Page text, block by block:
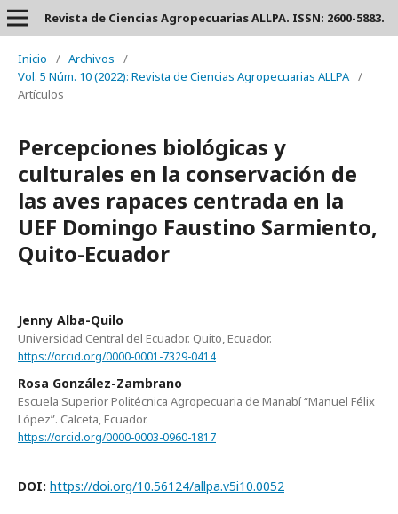
Revista de Ciencias Agropecuarias ALLPA. ISSN: 2600-5883.
Inicio / Archivos
/
Vol. 5 Núm. 10 (2022): Revista de Ciencias Agropecuarias ALLPA /
Artículos
Percepciones biológicas y
culturales en la conservación de
las aves rapaces centrada en la
UEF Domingo Faustino Sarmiento,
Quito-Ecuador
Jenny Alba-Quilo
Universidad Central del Ecuador. Quito, Ecuador.
https://orcid.org/0000-0001-7329-0414
Rosa González-Zambrano
Escuela Superior Politécnica Agropecuaria de Manabí “Manuel Félix
López”. Calceta, Ecuador.
https://orcid.org/0000-0003-0960-1817
DOI: https://doi.org/10.56124/allpa.v5i10.0052